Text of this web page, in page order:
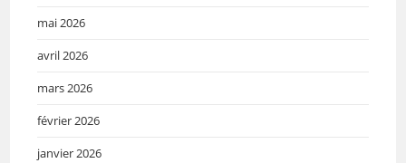
mai 2026
avril 2026
mars 2026
février 2026
janvier 2026